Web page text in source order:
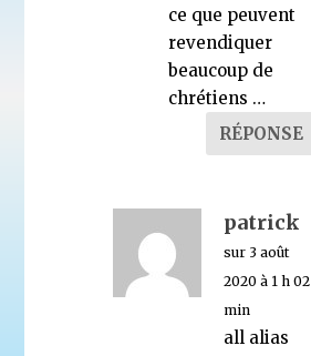
ce que peuvent
revendiquer
beaucoup de
chrétiens …
RÉPONSE
patrick
sur 3 août
2020 à 1 h 02
min
all alias